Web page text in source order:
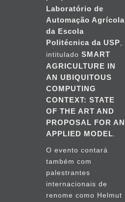
Laboratório de
Automação Agrícola
da Escola
Politécnica da USP
intitulado SMART
AGRICULTURE IN
AN UBIQUITOUS
COMPUTING
CONTEXT: STATE
OF THE ART AND
PROPOSAL FOR AN
APPLIED MODEL
O evento contará
também com
palestrantes
internacionais de
renome como Helmut